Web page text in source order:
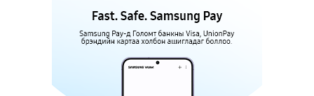
С.Амарсайхан: Дуусаагүй барилгад урьдчилсан
байдлаар зөвшөөрөл гэрчилгээ олгохгүй байхаар
зохион байгуулалт хий